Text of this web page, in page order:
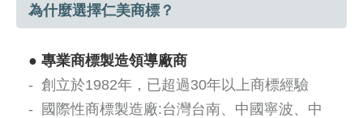
為什麼選擇仁美商標？
● 專業商標製造領導廠商
- 創立於1982年，已超過30年以上商標經驗
- 國際性商標製造廠:台灣台南、中國寧波、中